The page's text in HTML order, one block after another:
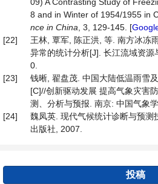
8 and in Winter of 1954/1955 in
nce in China , 3, 129-145. [
[22]
王林, 覃军, 陈正洪, 等. 南方冰冻
异常的统计分析[J]. 长江流域资
0.
[23]
钱晰, 翟盘茂. 中国大陆低温雨雪
[C]//创新驱动发展 提高气象灾
测、分析与预报. 南京: 中国气象
[24]
魏凤英. 现代气候统计诊断与预测
出版社, 2007.
投稿